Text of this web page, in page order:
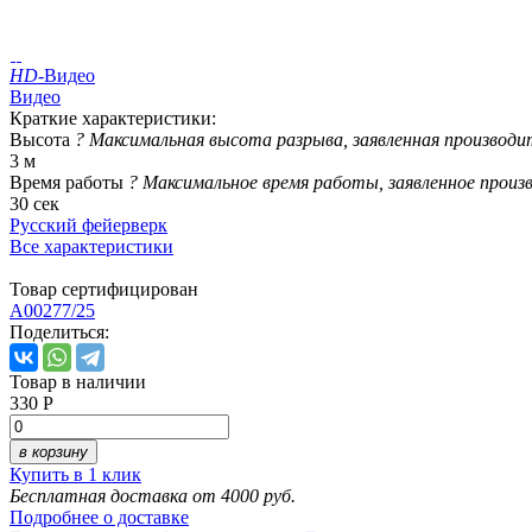
HD-Видео
Видео
Краткие характеристики:
Высота ? Максимальная высота разрыва, заявленная
3 м
Время работы ? Максимальное время работы, заявленное
30 сек
Русский фейерверк
Все характеристики
Товар сертифицирован
A00277/25
Поделиться:
Товар в наличии
330 Р
в корзину
Купить в 1 клик
Бесплатная доставка от 4000 руб.
Подробнее о доставке